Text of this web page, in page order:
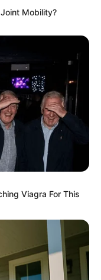
Stop Talking
The New ‘Home
Moments
Mobility?
Viagra For This